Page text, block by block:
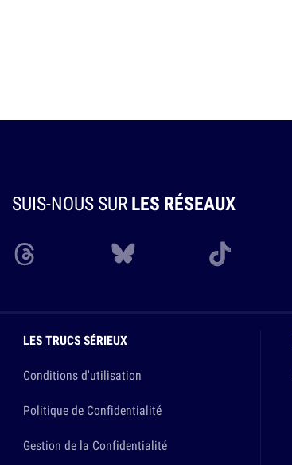
SUIS-NOUS SURLES RÉSEAUX
LES TRUCS SÉRIEUX
Conditions d'utilisation
Politique de Confidentialité
Gestion de la Confidentialité